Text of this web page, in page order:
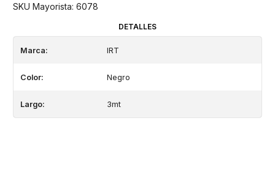
SKU Mayorista: 6078
DETALLES
Marca: IRT
Color: Negro
Largo: 3mt